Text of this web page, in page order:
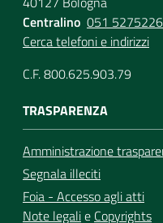
Centralino 051 5275226
Cerca telefoni e indirizzi
C.F. 800.625.903.79
TRASPARENZA
Amministrazione
Segnala illeciti
Foia - Accesso agli atti
Note legalie Copyrights